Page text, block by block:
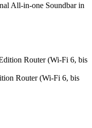
All-in-one Soundbar in
Router (Wi-Fi 6, bis